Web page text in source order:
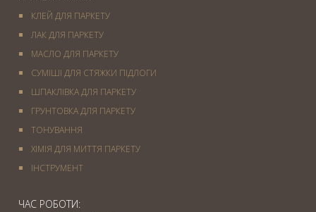
КЛЕЙ ДЛЯ ПАРКЕТУ
ЛАК ДЛЯ ПАРКЕТУ
МАСЛО ДЛЯ ПАРКЕТУ
СУМІШІ ДЛЯ СТЯЖКИ ПІДЛОГИ
ШПАКЛІВКА ДЛЯ ПАРКЕТУ
ГРУНТОВКА ДЛЯ ПАРКЕТУ
ТОНУВАННЯ
ХІМІЯ ДЛЯ МИТТЯ ПАРКЕТУ
IНСТРУМЕНТ
ЧАС РОБОТИ: